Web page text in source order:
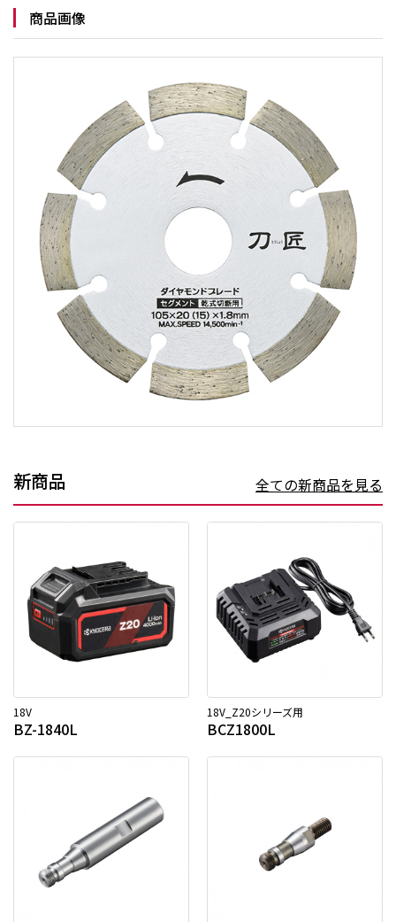
商品画像
新商品 全ての新商品を見る
18V
BZ-1840L
18V_Z20シリーズ用
BCZ1800L